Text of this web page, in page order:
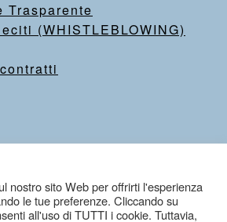
Trasparente
(WHISTLEBLOWING)
sito
accessibilità
nostro sito Web per offrirti l'esperienza
le tue preferenze. Cliccando su
all'uso di TUTTI i cookie. Tuttavia,